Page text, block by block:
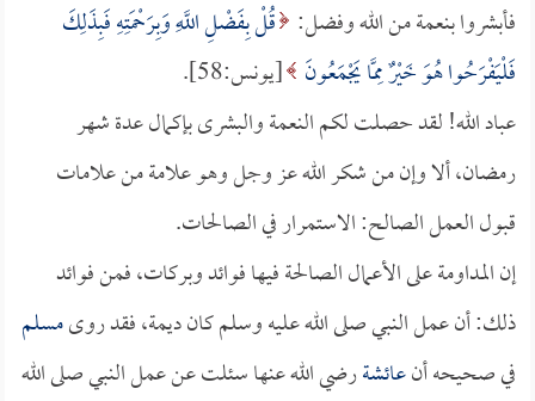
فأبشروا بنعمة من الله وفضل: قُلْ بِفَضْلِ اللَّهِ وَبِرَحْمَتِهِ فَبِذَلِكَ
فَلْيَفْرَحُوا هُوَ خَيْرٌ مِمَّا يَجْمَعُونَ [يونس:58].
عباد الله! لقد حصلت لكم النعمة والبشرى بإكمال عدة شهر
رمضان، ألا وإن من شكر الله عز وجل وهو علامة من علامات
قبول العمل الصالح: الاستمرار في الصالحات.
إن المداومة على الأعمال الصالحة فيها فوائد وبركات، فمن فوائد
ذلك: أن عمل النبي صلى الله عليه وسلم كان ديمة، فقد روىمسلم
في صحيحه أنعائشةرضي الله عنها سئلت عن عمل النبي صلى الله